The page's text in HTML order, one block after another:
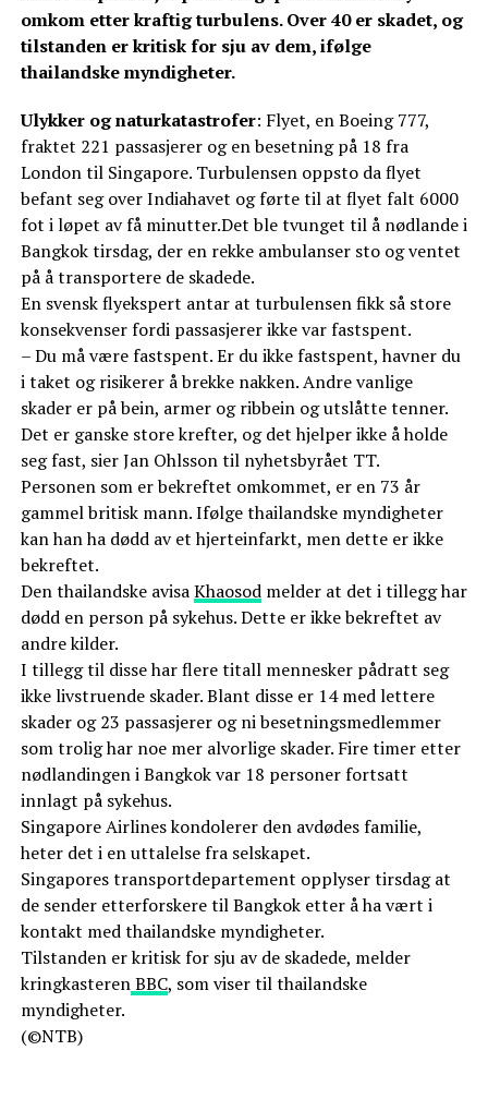
omkom etter kraftig turbulens. Over 40 er skadet, og
tilstanden er kritisk for sju av dem, ifølge
thailandske myndigheter.
Ulykker og naturkatastrofer: Flyet, en Boeing 777,
fraktet 221 passasjerer og en besetning på 18 fra
London til Singapore. Turbulensen oppsto da flyet
befant seg over Indiahavet og førte til at flyet falt 6000
fot i løpet av få minutter.Det ble tvunget til å nødlande i
Bangkok tirsdag, der en rekke ambulanser sto og ventet
på å transportere de skadede.
En svensk flyekspert antar at turbulensen fikk så store
konsekvenser fordi passasjerer ikke var fastspent.
– Du må være fastspent. Er du ikke fastspent, havner du
i taket og risikerer å brekke nakken. Andre vanlige
skader er på bein, armer og ribbein og utslåtte tenner.
Det er ganske store krefter, og det hjelper ikke å holde
seg fast, sier Jan Ohlsson til nyhetsbyrået TT.
Personen som er bekreftet omkommet, er en 73 år
gammel britisk mann. Ifølge thailandske myndigheter
kan han ha dødd av et hjerteinfarkt, men dette er ikke
bekreftet.
Den thailandske avisaKhaosodmelder at det i tillegg har
dødd en person på sykehus. Dette er ikke bekreftet av
andre kilder.
I tillegg til disse har flere titall mennesker pådratt seg
ikke livstruende skader. Blant disse er 14 med lettere
skader og 23 passasjerer og ni besetningsmedlemmer
som trolig har noe mer alvorlige skader. Fire timer etter
nødlandingen i Bangkok var 18 personer fortsatt
innlagt på sykehus.
Singapore Airlines kondolerer den avdødes familie,
heter det i en uttalelse fra selskapet.
Singapores transportdepartement opplyser tirsdag at
de sender etterforskere til Bangkok etter å ha vært i
kontakt med thailandske myndigheter.
Tilstanden er kritisk for sju av de skadede, melder
kringkasterenBBC, som viser til thailandske
myndigheter.
(©NTB)